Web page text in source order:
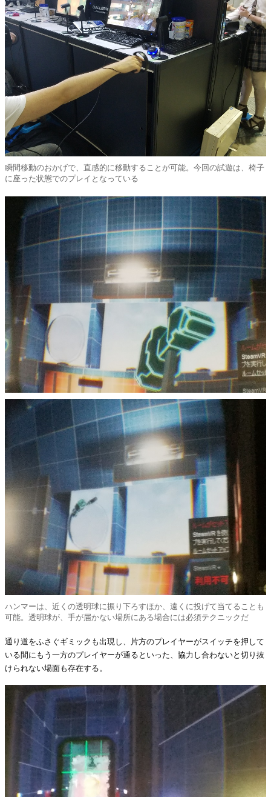
瞬間移動のおかげで、直感的に移動することが可能。今回の試遊は、椅子
に座った状態でのプレイとなっている
ハンマーは、近くの透明球に振り下ろすほか、遠くに投げて当てることも
可能。透明球が、手が届かない場所にある場合には必須テクニックだ
通り道をふさぐギミックも出現し、片方のプレイヤーがスイッチを押して
いる間にもう一方のプレイヤーが通るといった、協力し合わないと切り抜
けられない場面も存在する。